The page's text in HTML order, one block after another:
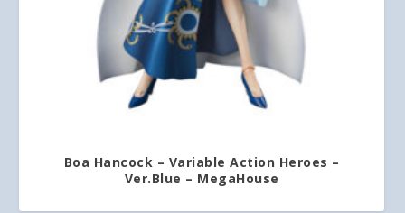
Boa Hancock – Variable Action Heroes –
Ver.Blue – MegaHouse